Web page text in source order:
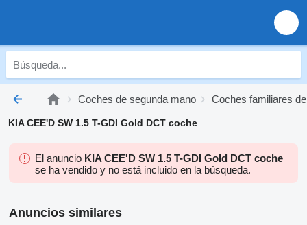
Coches de segunda mano Coches familiares
KIA CEE'D SW 1.5 T-GDI Gold DCT coche
El anuncio KIA CEE'D SW 1.5 T-GDI Gold DCT coche
se ha vendido y no está incluido en la búsqueda.
Anuncios similares